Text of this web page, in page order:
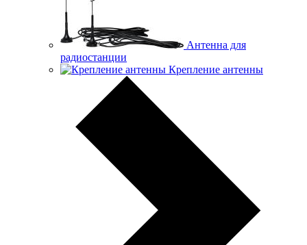
Антенна для
радиостанции
Крепление антенны